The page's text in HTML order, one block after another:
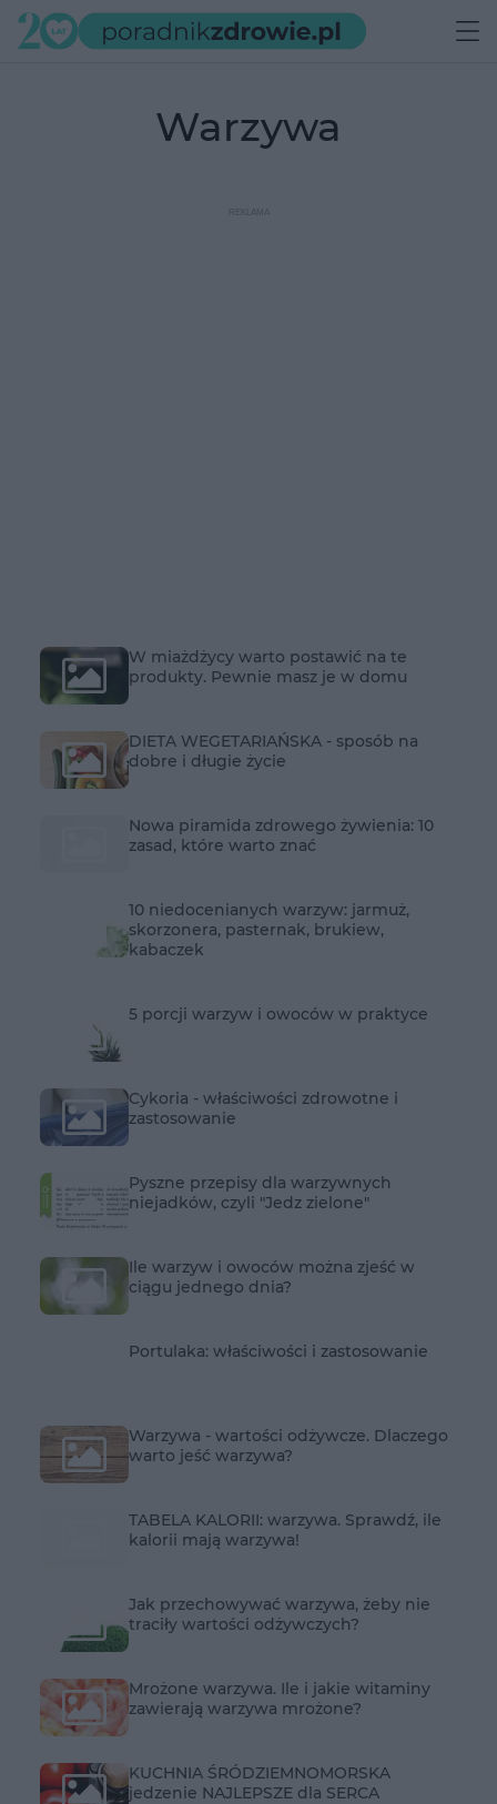
warzywa
W miażdżycy warto postawić na te
produkty. Pewnie masz je w domu
DIETA WEGETARIAŃSKA - sposób na
dobre i długie życie
Nowa piramida zdrowego żywienia: 10
zasad, które warto znać
10 niedocenianych warzyw: jarmuż,
skorzonera, pasternak, brukiew,
kabaczek
5 porcji warzyw i owoców w praktyce
Cykoria - właściwości zdrowotne i
zastosowanie
Pyszne przepisy dla warzywnych
niejadków, czyli "Jedz zielone"
Ile warzyw i owoców można zjeść w
ciągu jednego dnia?
Portulaka: właściwości i zastosowanie
Warzywa - wartości odżywcze. Dlaczego
warto jeść warzywa?
TABELA KALORII: warzywa. Sprawdź, ile
kalorii mają warzywa!
Jak przechowywać warzywa, żeby nie
traciły wartości odżywczych?
Mrożone warzywa. Ile i jakie witaminy
zawierają warzywa mrożone?
KUCHNIA ŚRÓDZIEMNOMORSKA
jedzenie NAJLEPSZE dla SERCA